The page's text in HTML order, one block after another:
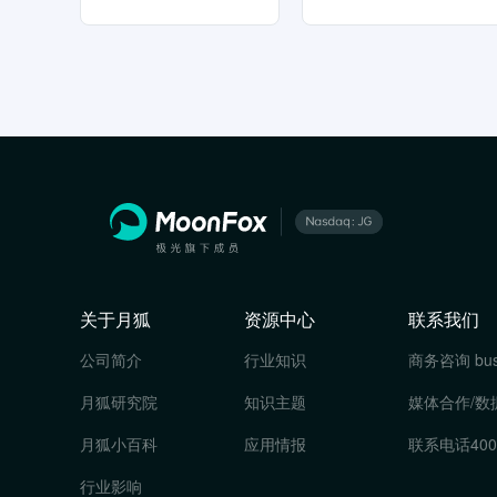
关于月狐
公司简介
月狐研究院
月狐小百科
行业影响
资源中心
行业知识
知识主题
应用情报
联系我们
商务咨询
媒体合作/数
联系电话